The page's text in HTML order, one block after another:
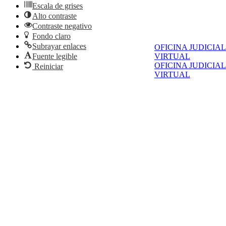
OFICINA JUDICIAL
VIRTUAL
OFICINA JUDICIAL
VIRTUAL
Escala de grises
Alto contraste
Contraste negativo
Fondo claro
Subrayar enlaces
Fuente legible
Reiniciar